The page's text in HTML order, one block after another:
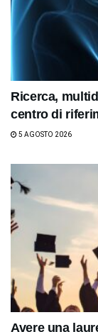
Ricerca,
centro di
5 AGOSTO 2026
Avere una